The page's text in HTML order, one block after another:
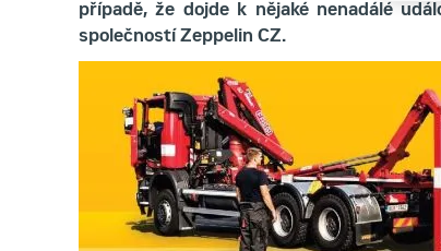
případě, že dojde k nějaké nenadálé
společností Zeppelin CZ.